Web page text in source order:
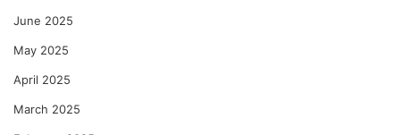
June 2025
May 2025
April 2025
March 2025